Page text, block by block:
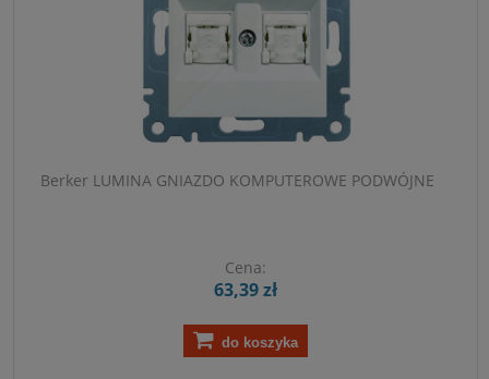
Berker LUMINA GNIAZDO KOMPUTEROWE PODWÓJNE
Cena:
63,39 zł
do koszyka